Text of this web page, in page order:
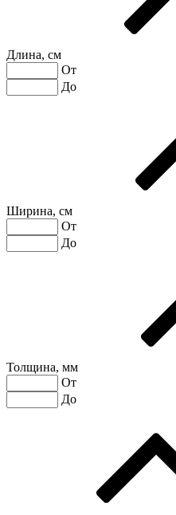
Длина, см
От
До
Ширина, см
От
До
Толщина, мм
От
До